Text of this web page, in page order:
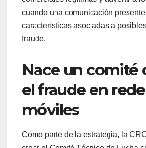
cuando una comunicación presente
características asociadas a
fraude.
Nace un comité
el fraude en
móviles
Como parte de la estrategia, la